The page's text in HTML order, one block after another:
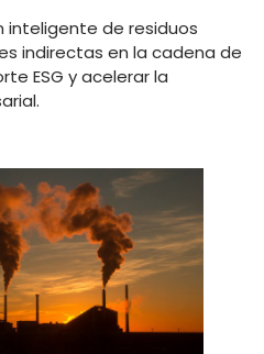
inteligente de residuos
indirectas en la cadena de
ESG y acelerar la